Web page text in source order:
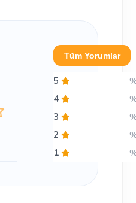
Tüm Yorumlar
5
4
3
2
1